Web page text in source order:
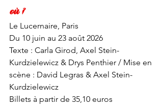
où ?
Le Lucernaire, Paris
Du 10 juin au 23 août 2026
Texte : Carla Girod, Axel Stein-
Kurdzielewicz & Drys Penthier / Mise en
scène : David Legras & Axel Stein-
Kurdzielewicz
Billets à partir de 35,10 euros